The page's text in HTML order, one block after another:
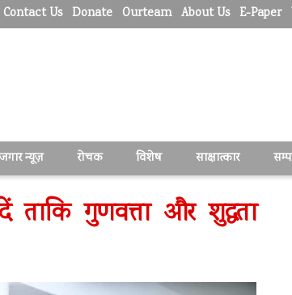
Contact Us Donate Ourteam About Us E-Paper
न्यूज़ रोचक विशेष साक्षात्कार
गुणवत्ता और शुद्धता